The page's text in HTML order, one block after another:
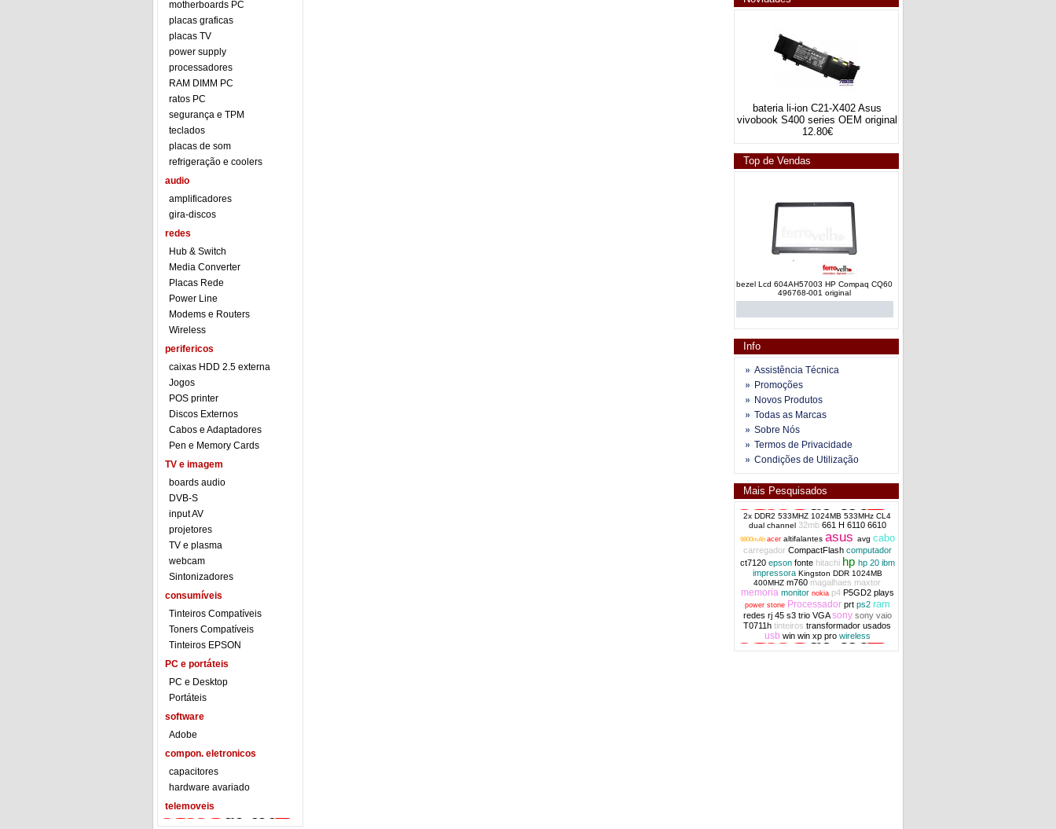
motherboards PC
placas graficas
placas TV
power supply
processadores
RAM DIMM PC
ratos PC
segurança e TPM
teclados
placas de som
refrigeração e coolers
audio
amplificadores
gira-discos
redes
Hub & Switch
Media Converter
Placas Rede
Power Line
Modems e Routers
Wireless
perifericos
caixas HDD 2.5 externa
Jogos
POS printer
Discos Externos
Cabos e Adaptadores
Pen e Memory Cards
TV e imagem
boards audio
DVB-S
input AV
projetores
TV e plasma
webcam
Sintonizadores
consumíveis
Tinteiros Compatíveis
Toners Compatíveis
Tinteiros EPSON
PC e portáteis
PC e Desktop
Portáteis
software
Adobe
compon. eletronicos
capacitores
hardware avariado
telemoveis
bateria li-ion C21-X402 Asus
vivobook S400 series OEM original
12.80€
Top de Vendas
496768-001 original
Toshiba Satellite A300 series
bezel Lcd 13N0-GUA0A11 Asus A52 K52
X52 series OEM original
Info
Assistência Técnica
Promoções
Novos Produtos
Todas as Marcas
Sobre Nós
Termos de Privacidade
Condições de Utilização
Mais Pesquisados
2x DDR2 533MHZ 1024MB 533MHz CL4
dual channel 32mb 661 H 6110 6610
9800mAh acer altifalantes asus avg cabo
carregador CompactFlash computador
ct7120 epson fonte hitachi hp hp 20 ibm
impressora Kingston DDR 1024MB
400MHZ m760 magalhaes maxtor
memoria monitor nokia p4 P5GD2 plays
power stone Processador prt ps2 ram
redes rj 45 s3 trio VGAsony sony vaio
T0711h tinteiros transformador usados
usb win win xp pro wireless